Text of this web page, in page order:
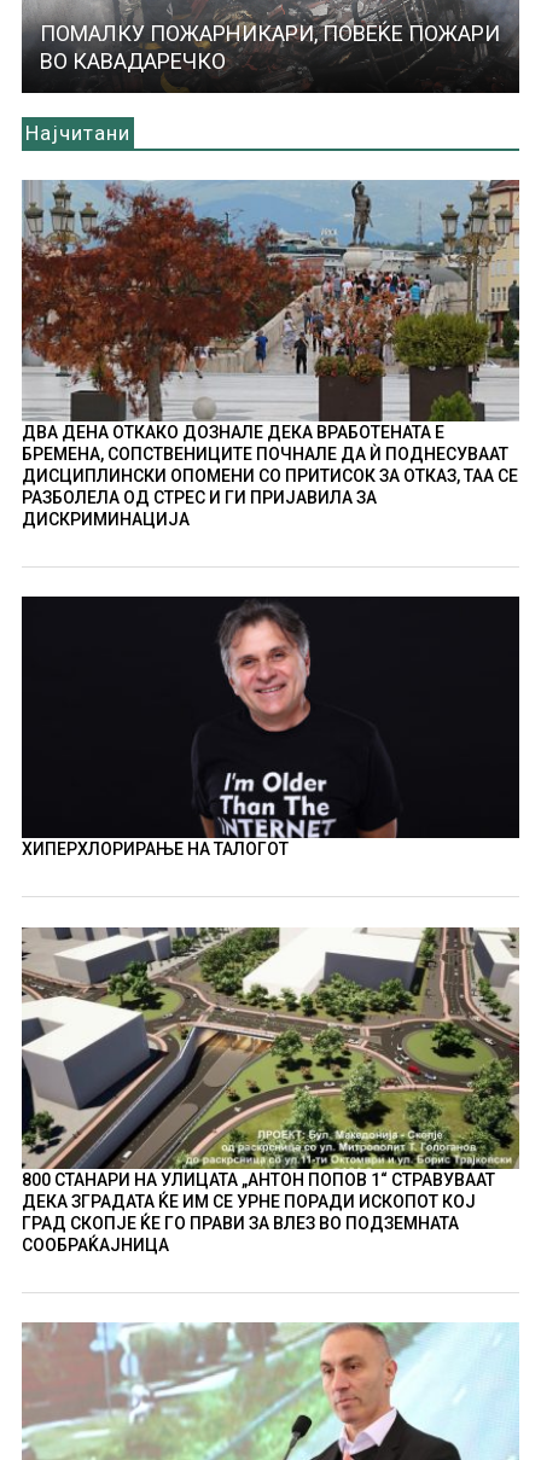
ПОМАЛКУ ПОЖАРНИКАРИ, ПОВЕЌЕ ПОЖАРИ
ВО КАВАДАРЕЧКО
Најчитани
ДВА ДЕНА ОТКАКО ДОЗНАЛЕ ДЕКА ВРАБОТЕНАТА Е
БРЕМЕНА, СОПСТВЕНИЦИТЕ ПОЧНАЛЕ ДА Ѝ ПОДНЕСУВААТ
ДИСЦИПЛИНСКИ ОПОМЕНИ СО ПРИТИСОК ЗА ОТКАЗ, ТАА СЕ
РАЗБОЛЕЛА ОД СТРЕС И ГИ ПРИЈАВИЛА ЗА
ДИСКРИМИНАЦИЈА
ХИПЕРХЛОРИРАЊЕ НА ТАЛОГОТ
800 СТАНАРИ НА УЛИЦАТА „АНТОН ПОПОВ 1“ СТРАВУВААТ
ДЕКА ЗГРАДАТА ЌЕ ИМ СЕ УРНЕ ПОРАДИ ИСКОПОТ КОЈ
ГРАД СКОПЈЕ ЌЕ ГО ПРАВИ ЗА ВЛЕЗ ВО ПОДЗЕМНАТА
СООБРАЌАЈНИЦА